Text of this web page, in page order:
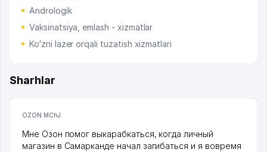
Andrologik
Vaksinatsiya, emlash - xizmatlar
Ko‘zni lazer orqali tuzatish xizmatlari
Sharhlar
OZON MChJ
Мне Озон помог выкарабкаться, когда личный
магазин в Самарканде начал загибаться и я вовремя